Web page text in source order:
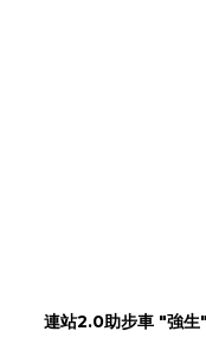
連站2.0助步車 "強生